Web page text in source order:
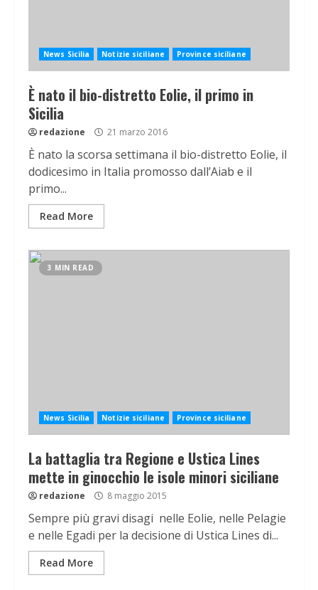
News Sicilia Notizie siciliane Province siciliane
È nato il bio-distretto Eolie, il primo in
Sicilia
redazione 21 marzo 2016
È nato la scorsa settimana il bio-distretto Eolie, il
dodicesimo in Italia promosso dall’Aiab e il
primo...
Read More
3 MIN READ
News Sicilia Notizie siciliane Province siciliane
La battaglia tra Regione e Ustica Lines
mette in ginocchio le isole minori siciliane
redazione 8 maggio 2015
Sempre più gravi disagi nelle Eolie, nelle Pelagie
e nelle Egadi per la decisione di Ustica Lines di...
Read More